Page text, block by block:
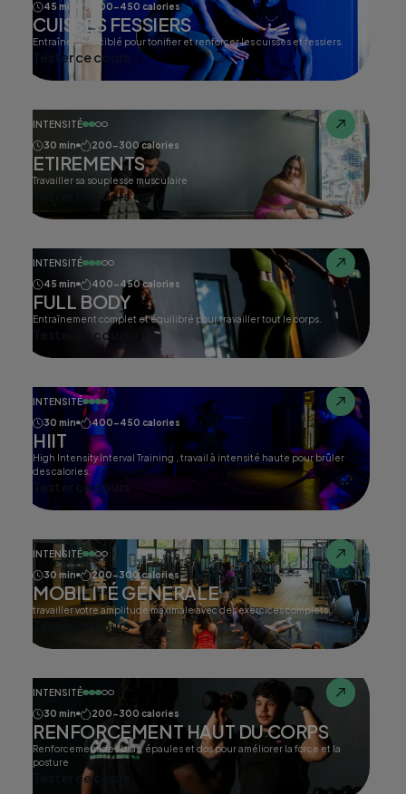
45 min
400-450 calories
CUISSES FESSIERS
Entraînement ciblé pour tonifier et renforcer les cuisses et fessiers.
Tester ce cours
INTENSITÉ
30 min
200-300 calories
ETIREMENTS
Travailler sa souplesse musculaire
Tester ce cours
INTENSITÉ
45 min
400-450 calories
FULL BODY
Entraînement complet et équilibré pour travailler tout le corps.
Tester ce cours
INTENSITÉ
30 min
400-450 calories
HIIT
High Intensity Interval Training , travail à intensité haute pour brûler
des calories.
Tester ce cours
INTENSITÉ
30 min
200-300 calories
MOBILITÉ GÉNERALE
travailler votre amplitude maximale avec des exercices complets.
Tester ce cours
INTENSITÉ
30 min
200-300 calories
RENFORCEMENT HAUT DU CORPS
Renforcement des bras, épaules et dos pour améliorer la force et la
posture
Tester ce cours